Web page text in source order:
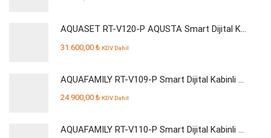
AQUASET RT-V120-P AQUSTA Smart Dijital Kabinli Pompalı Su Arıtma Cihazı
31.600,00 ₺ KDV Dahil
AQUAFAMILY RT-V109-P Smart Dijital Kabinli Pompalı Su Arıtma Cihazı
24.900,00 ₺ KDV Dahil
AQUAFAMILY RT-V110-P Smart Dijital Kabinli Pompalı Su Arıtma Cihazı